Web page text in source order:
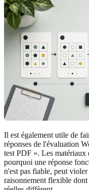
Il est également utile de
réponses de l'évaluation
test PDF ». Les
pourquoi une réponse
n'est pas fiable, peut
raisonnement flexible